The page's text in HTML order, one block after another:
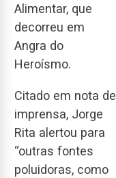
Alimentar, que
decorreu em
Angra do
Heroísmo.
Citado em nota de
imprensa, Jorge
Rita alertou para
“outras fontes
poluidoras, como